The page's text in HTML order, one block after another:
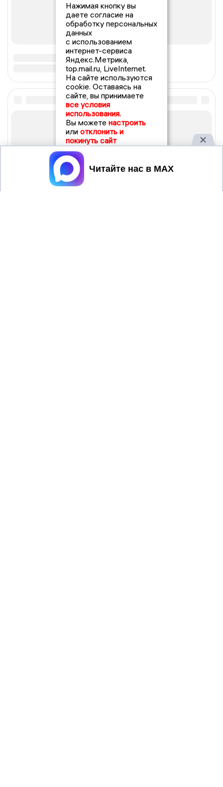
Нажимая кнопку вы
даете согласие на
обработку персональных
данных
с использованием
интернет-сервиса
Яндекс.Метрика,
top.mail.ru, LiveInternet.
На сайте используются
cookie. Оставаясь на
сайте, вы принимаете
все условия
использования.
Вы можете настроить
или отклонить и
покинуть сайт
Принять